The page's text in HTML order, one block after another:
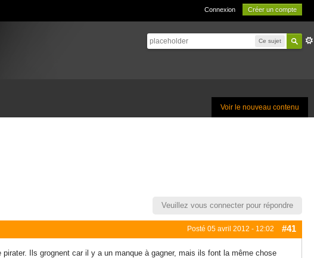
Connexion Créer un compte
Ce sujet
Voir le nouveau contenu
Veuillez vous connecter pour répondre
Posté 05 avril 2012 - 12:02 #41
Ils grognent car il y a un manque à gagner, mais ils font la même chose